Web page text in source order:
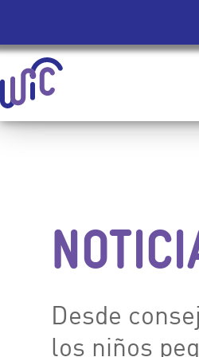
Saltar Navegación Al
Homepage | Mujeres, Infantes y
Desde
los niños